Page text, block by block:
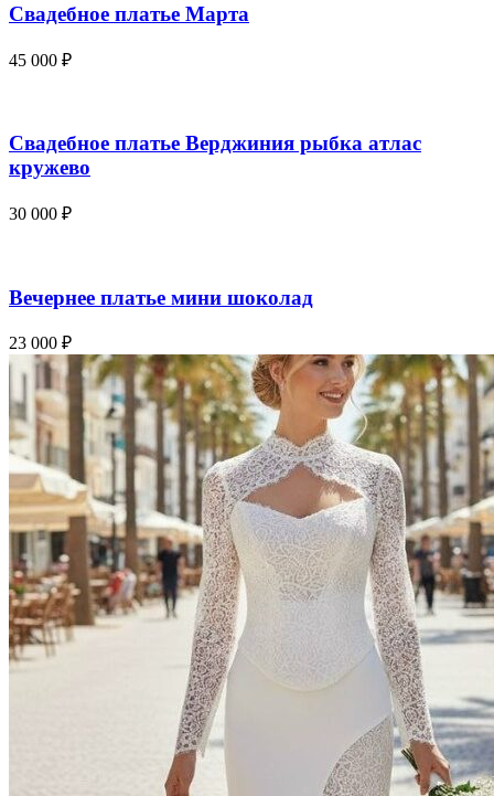
Свадебное платье Марта
45 000 ₽
Свадебное платье Верджиния рыбка атлас
кружево
30 000 ₽
Вечернее платье мини шоколад
23 000 ₽